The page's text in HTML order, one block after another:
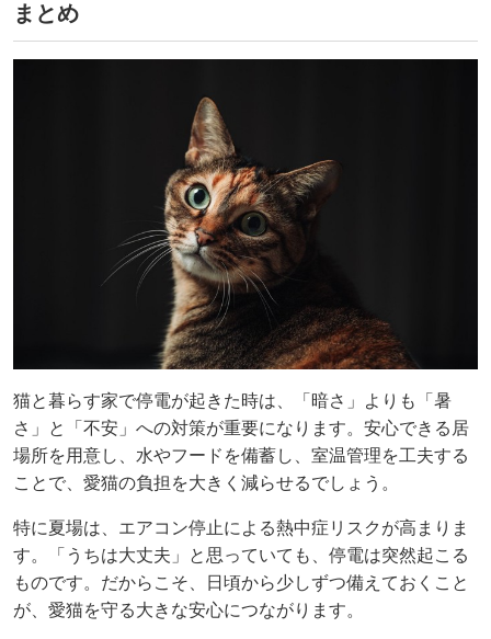
まとめ
猫と暮らす家で停電が起きた時は、「暗さ」よりも「暑
さ」と「不安」への対策が重要になります。安心できる居
場所を用意し、水やフードを備蓄し、室温管理を工夫する
ことで、愛猫の負担を大きく減らせるでしょう。
特に夏場は、エアコン停止による熱中症リスクが高まりま
す。「うちは大丈夫」と思っていても、停電は突然起こる
ものです。だからこそ、日頃から少しずつ備えておくこと
が、愛猫を守る大きな安心につながります。